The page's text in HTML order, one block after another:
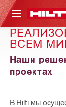
ВСЕМ
Наши
проектах
В Hilti мы